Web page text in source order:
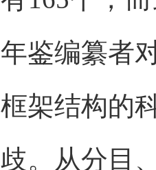
年鉴编纂者
框架结构的
歧。从分目